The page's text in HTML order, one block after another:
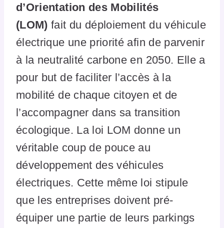
d’Orientation des Mobilités
(LOM) fait du déploiement du véhicule
électrique une priorité afin de parvenir
à la neutralité carbone en 2050. Elle a
pour but de faciliter l’accès à la
mobilité de chaque citoyen et de
l’accompagner dans sa transition
écologique. La loi LOM donne un
véritable coup de pouce au
développement des véhicules
électriques. Cette même loi stipule
que les entreprises doivent pré-
équiper une partie de leurs parkings